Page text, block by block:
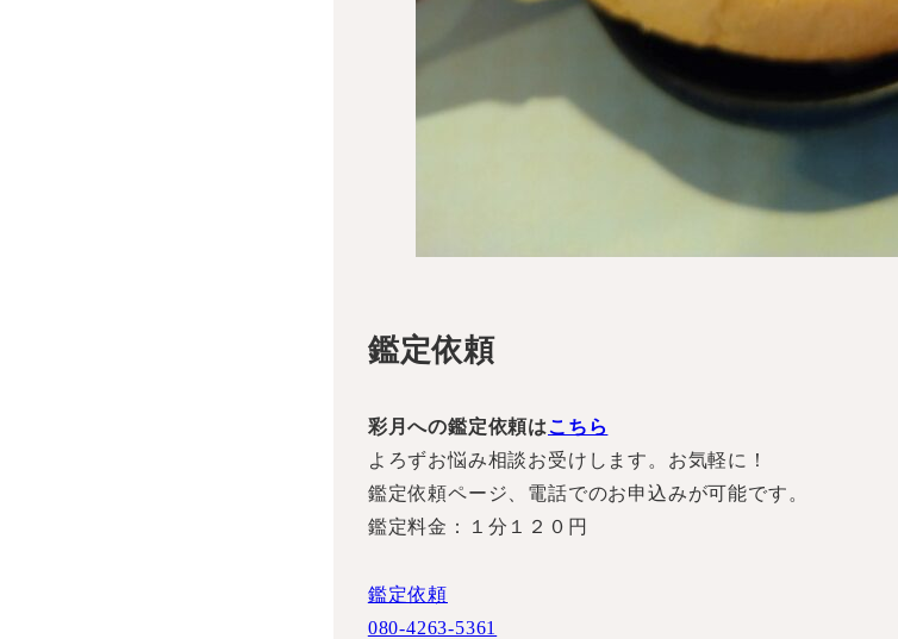
鑑定依頼
彩月への鑑定依頼は こちら
よろずお悩み相談お受けします。お気軽に！
鑑定依頼ページ、電話でのお申込みが可能です。
鑑定料金：１分１２０円
鑑定依頼
080-4263-5361